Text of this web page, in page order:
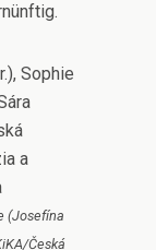
(Josefína
Česká